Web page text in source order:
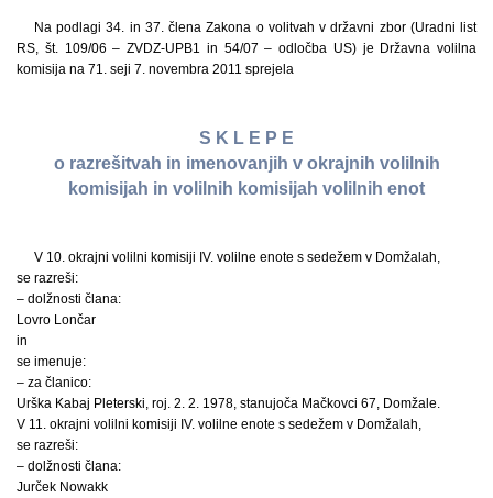
Na podlagi 34. in 37. člena Zakona o volitvah v državni zbor (Uradni list
RS, št. 109/06 – ZVDZ-UPB1 in 54/07 – odločba US) je Državna volilna
komisija na 71. seji 7. novembra 2011 sprejela
S K L E P E
o razrešitvah in imenovanjih v okrajnih volilnih
komisijah in volilnih komisijah volilnih enot
V 10. okrajni volilni komisiji IV. volilne enote s sedežem v Domžalah,
se razreši:
– dolžnosti člana:
Lovro Lončar
in
se imenuje:
– za članico:
Urška Kabaj Pleterski, roj. 2. 2. 1978, stanujoča Mačkovci 67, Domžale.
V 11. okrajni volilni komisiji IV. volilne enote s sedežem v Domžalah,
se razreši:
– dolžnosti člana:
Jurček Nowakk